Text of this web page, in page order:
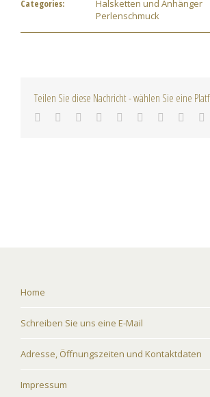
Categories:
Halsketten und Anhänger
Perlenschmuck
Teilen Sie diese Nachricht - wählen Sie eine
Home
Schreiben Sie uns eine E-Mail
Adresse, Öffnungszeiten und Kontaktdaten
Impressum